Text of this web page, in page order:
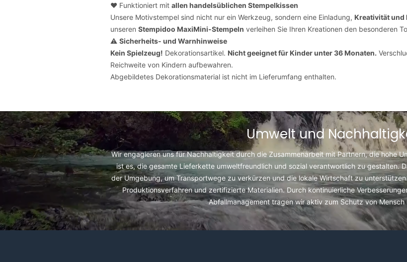
❤️ Funktioniert mit allen handelsüblichen Stempelkissen
Unsere Motivstempel sind nicht nur ein Werkzeug, sondern eine Einladung, Kreativität
unseren Stempidoo MaxiMini-Stempeln verleihen Sie Ihren Kreationen den besonderen
⚠️ Sicherheits- und Warnhinweise
Kein Spielzeug! Dekorationsartikel. Nicht geeignet für Kinder unter 36 Monaten.
Reichweite von Kindern aufbewahren.
Abgebildetes Dekorationsmaterial ist nicht im Lieferumfang enthalten.
Umwelt und
Wir engagieren uns für Nachhaltigkeit durch die Zusammenarbeit mit Partnern, die hohe
ist es, die gesamte Lieferkette umweltfreundlich und sozial verantwortlich zu gestalten.
der Umgebung, um Transportwege zu verkürzen und die lokale Wirtschaft zu
Produktionsverfahren und zertifizierte Materialien. Durch kontinuierliche
Abfallmanagement tragen wir aktiv zum Schutz von Mensch